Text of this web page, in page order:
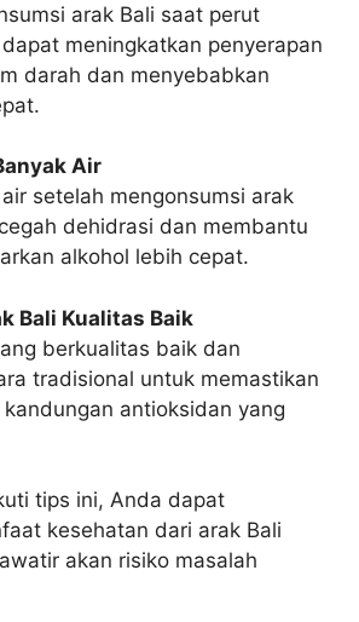
arak Bali saat perut
meningkatkan penyerapan
darah dan menyebabkan
Air
setelah mengonsumsi arak
dehidrasi dan membantu
alkohol lebih cepat.
Bali Kualitas Baik
berkualitas baik dan
tradisional untuk memastikan
antioksidan yang
tips ini, Anda dapat
kesehatan dari arak Bali
akan risiko masalah